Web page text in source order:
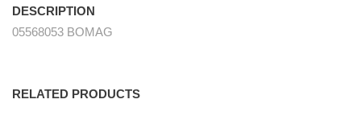
DESCRIPTION
05568053 BOMAG
RELATED PRODUCTS